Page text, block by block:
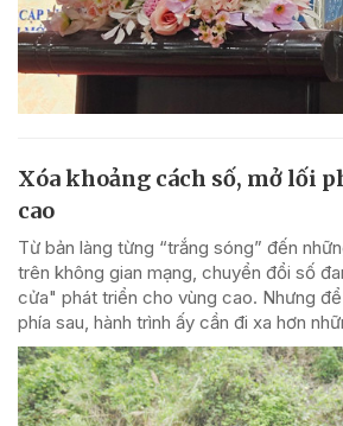
Xóa khoảng cách số, mở lối
cao
Từ bản làng từng “trắng sóng” đến
trên không gian mạng, chuyển đổi số
cửa" phát triển cho vùng cao. Nhưng
phía sau, hành trình ấy cần đi xa hơn